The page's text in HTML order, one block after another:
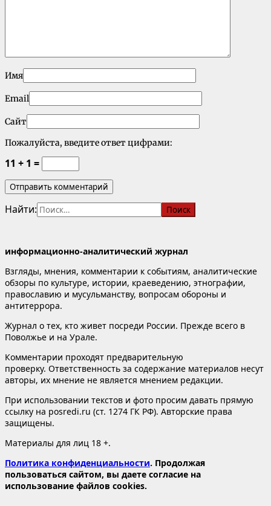
Имя
Email
Сайт
Пожалуйста, введите ответ цифрами:
11 + 1 =
Найти:
информационно-аналитический журнал
Взгляды, мнения, комментарии к событиям, аналитические
обзоры по культуре, истории, краеведению, этнографии,
православию и мусульманству, вопросам обороны и
антитеррора.
Журнал о тех, кто живет посреди России. Прежде всего в
Поволжье и на Урале.
Комментарии проходят предварительную
проверку. Ответственность за содержание материалов несут
авторы, их мнение не является мнением редакции.
При использовании текстов и фото просим давать прямую
ссылку на posredi.ru (ст. 1274 ГК РФ). Авторские права
защищены.
Материалы для лиц 18 +.
Политика конфиденциальности. Продолжая
пользоваться сайтом, вы даете согласие на
использование файлов cookies.